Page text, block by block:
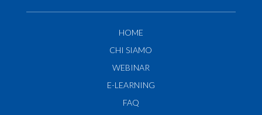
HOME
CHI SIAMO
WEBINAR
E-LEARNING
FAQ